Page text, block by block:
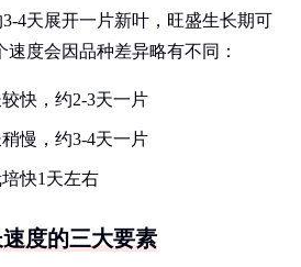
4天展开一片新叶，旺盛生长期可
度会因品种差异略有不同：
快，约2-3天一片
慢，约3-4天一片
快1天左右
度的三大要素